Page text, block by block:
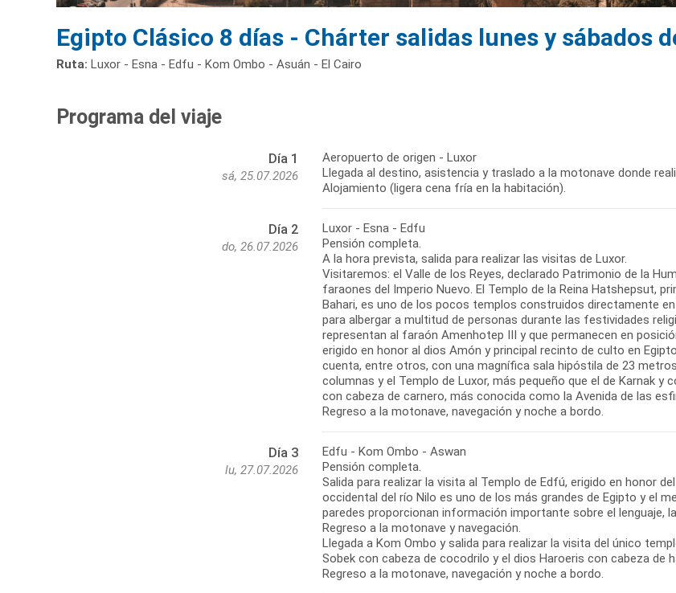
Egipto Clásico 8 días - Chárter salidas lunes y sábados
Ruta: Luxor - Esna - Edfu - Kom Ombo - Asuán - El Cairo
Programa del viaje
Día 1
sá, 25.07.2026
Aeropuerto de origen - Luxor
Llegada al destino, asistencia y traslado a la motonave donde
Alojamiento (ligera cena fría en la habitación).
Día 2
do, 26.07.2026
Luxor - Esna - Edfu
Pensión completa.
A la hora prevista, salida para realizar las visitas de Luxor.
Visitaremos: el Valle de los Reyes, declarado Patrimonio de la
faraones del Imperio Nuevo. El Templo de la Reina Hatshepsut,
Bahari, es uno de los pocos templos construidos directamente
para albergar a multitud de personas durante las festividades
representan al faraón Amenhotep III y que permanecen en
erigido en honor al dios Amón y principal recinto de culto en
cuenta, entre otros, con una magnífica sala hipóstila de 23
columnas y el Templo de Luxor, más pequeño que el de Karnak
con cabeza de carnero, más conocida como la Avenida de las
Regreso a la motonave, navegación y noche a bordo.
Día 3
lu, 27.07.2026
Edfu - Kom Ombo - Aswan
Pensión completa.
Salida para realizar la visita al Templo de Edfú, erigido en honor
occidental del río Nilo es uno de los más grandes de Egipto y el
paredes proporcionan información importante sobre el lenguaje,
Regreso a la motonave y navegación.
Llegada a Kom Ombo y salida para realizar la visita del único
Sobek con cabeza de cocodrilo y el dios Haroeris con cabeza de
Regreso a la motonave, navegación y noche a bordo.